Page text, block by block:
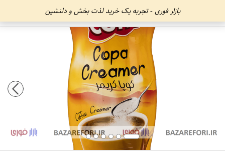
بازار فوری - تجربه یک خرید لذت بخش و دلنشین